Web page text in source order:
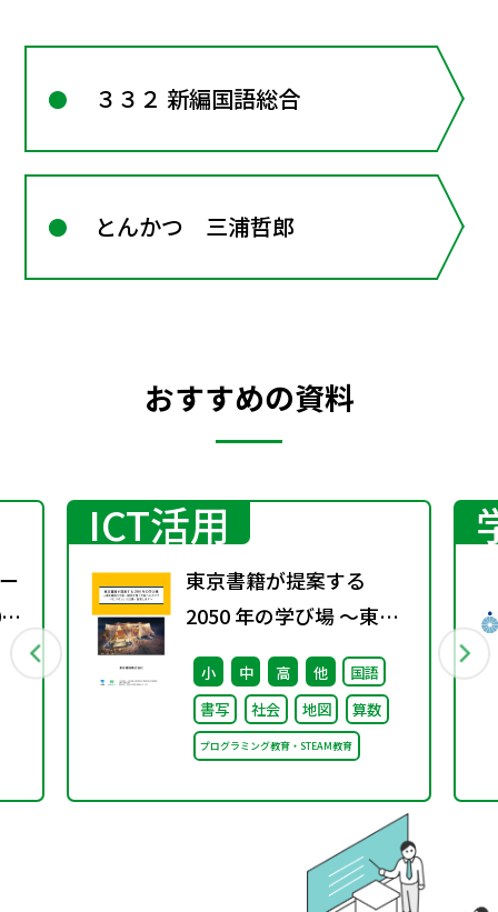
３３２ 新編国語総合
とんかつ 三浦哲郎
おすすめの資料
ICT活用
東京書籍が提案する
2050 年の学び場 ～東京
書籍は大阪・関西万博
「大阪ヘルスケア パビリ
オン」に出展・協賛しま
す～
小 中 高 他
国語
書写
社会 地図 算数
プログラミング教育・STEAM教育